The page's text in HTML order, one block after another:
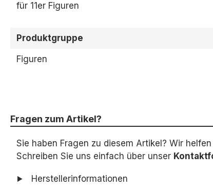
für 11er Figuren
Produktgruppe
Figuren
Fragen zum Artikel?
Sie haben Fragen zu diesem Artikel? Wir
Schreiben Sie uns einfach über unser
Herstellerinformationen